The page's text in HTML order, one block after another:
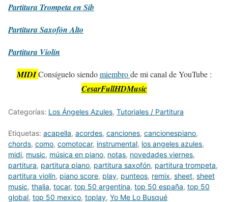
Partitura Trompeta en Sib
PartituraSaxofón Alto
Partitura Violín
MIDI Consíguelo siendomiembrode mi canal de YouTube :
CesarFullHDMusic
Categorías: Los Ángeles Azules, Tutoriales / Partitura
Etiquetas: acapella, acordes, canciones, cancionespiano,
chords, como, comotocar, instrumental, los angeles azules,
midi, music, música en piano, notas, novedades viernes,
partitura, partitura piano, partitura saxofón, partitura trompeta,
partitura violín, piano score, play, punteos, remix, sheet, sheet
music, thalia, tocar, top 50 argentina, top 50 españa, top 50
global, top 50 mexico, toplay, Yo Me Lo Busqué